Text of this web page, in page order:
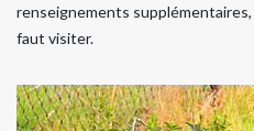
renseignements
faut visiter.